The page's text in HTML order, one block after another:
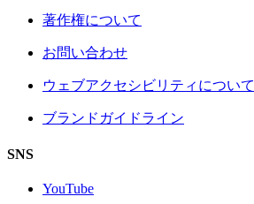
著作権について
お問い合わせ
ウェブアクセシビリティについて
ブランドガイドライン
SNS
YouTube